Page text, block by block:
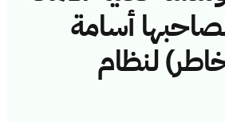
أسامة
لنظام